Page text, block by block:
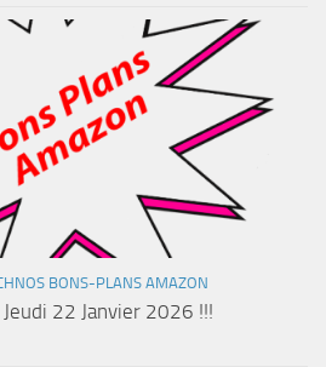
BONS-PLANS AMAZON
22 Janvier 2026 !!!